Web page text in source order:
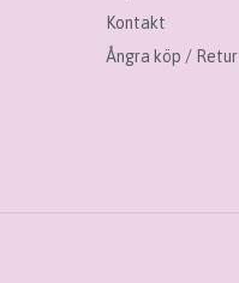
Kontakt
Ångra köp / Retur